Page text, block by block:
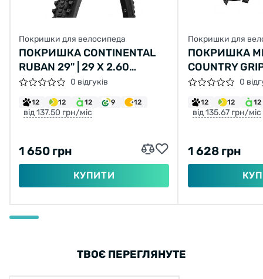
Покришки для велосипеда
ПОКРИШКА CONTINENTAL
RUBAN 29" | 29 X 2.60
ЧОРНА, НЕ СКЛАДНА
0 відгуків
12 12 12 9 12
від 137.50 грн/міс
1 650 грн
КУПИТИ
Покришки для
ПОКРИШКА
COUNTRY
(54-584)
0
12 12 12
від 135.67 грн/міс
1 628 грн
ТВОЄ ПЕРЕГЛЯНУТЕ